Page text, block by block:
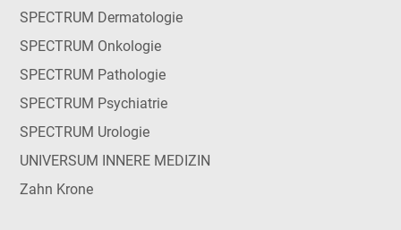
SPECTRUM Dermatologie
SPECTRUM Onkologie
SPECTRUM Pathologie
SPECTRUM Psychiatrie
SPECTRUM Urologie
UNIVERSUM INNERE MEDIZIN
Zahn Krone